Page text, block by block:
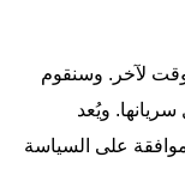
لآخر. وسنقوم
ويُعد
على السياسة